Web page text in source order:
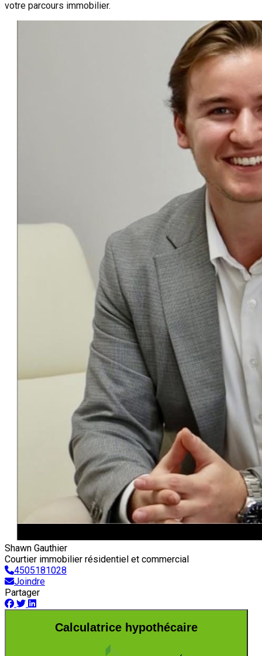
votre parcours immobilier.
Shawn Gauthier
Courtier immobilier résidentiel et commercial
4505181028
Joindre
Partager
Calculatrice hypothécaire